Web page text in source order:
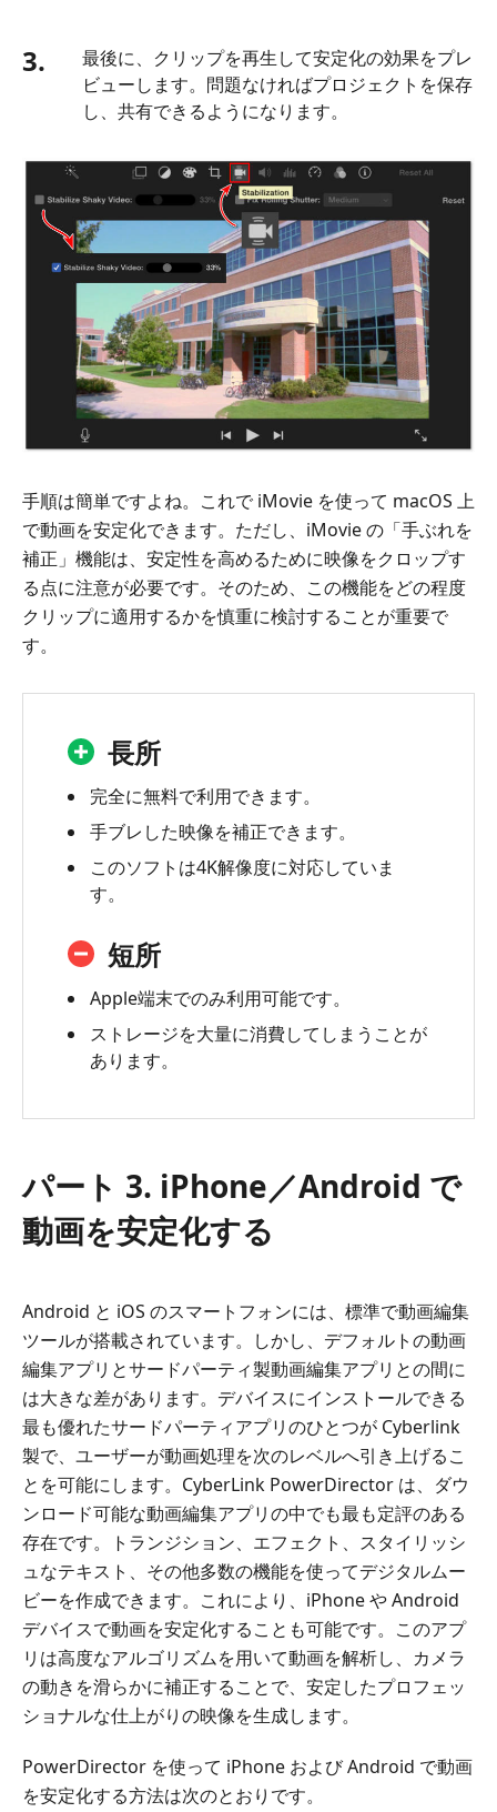
3.
最後に、クリップを再生して安定化の効果をプレ
ビューします。問題なければプロジェクトを保存
し、共有できるようになります。
手順は簡単ですよね。これで iMovie を使って macOS 上
で動画を安定化できます。ただし、iMovie の「手ぶれを
補正」機能は、安定性を高めるために映像をクロップす
る点に注意が必要です。そのため、この機能をどの程度
クリップに適用するかを慎重に検討することが重要で
す。
長所
完全に無料で利用できます。
手ブレした映像を補正できます。
このソフトは4K解像度に対応していま
す。
短所
Apple端末でのみ利用可能です。
ストレージを大量に消費してしまうことが
あります。
パート 3. iPhone／Android で
動画を安定化する
Android と iOS のスマートフォンには、標準で動画編集
ツールが搭載されています。しかし、デフォルトの動画
編集アプリとサードパーティ製動画編集アプリとの間に
は大きな差があります。デバイスにインストールできる
最も優れたサードパーティアプリのひとつが Cyberlink
製で、ユーザーが動画処理を次のレベルへ引き上げるこ
とを可能にします。CyberLink PowerDirector は、ダウ
ンロード可能な動画編集アプリの中でも最も定評のある
存在です。トランジション、エフェクト、スタイリッシ
ュなテキスト、その他多数の機能を使ってデジタルムー
ビーを作成できます。これにより、iPhone や Android
デバイスで動画を安定化することも可能です。このアプ
リは高度なアルゴリズムを用いて動画を解析し、カメラ
の動きを滑らかに補正することで、安定したプロフェッ
ショナルな仕上がりの映像を生成します。
PowerDirector を使って iPhone および Android で動画
を安定化する方法は次のとおりです。